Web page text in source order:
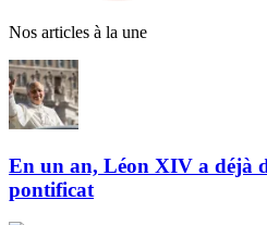
Nos articles à la une
En un an, Léon XIV a déjà
pontificat